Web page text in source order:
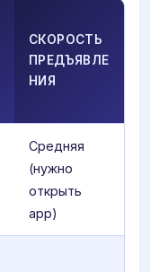
СКОРОСТЬ
ПРЕДЪЯВЛЕ
НИЯ
Средняя
(нужно
открыть
app)